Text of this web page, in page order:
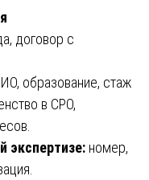
договор с
образование, стаж
в СРО,
экспертизе: номер,